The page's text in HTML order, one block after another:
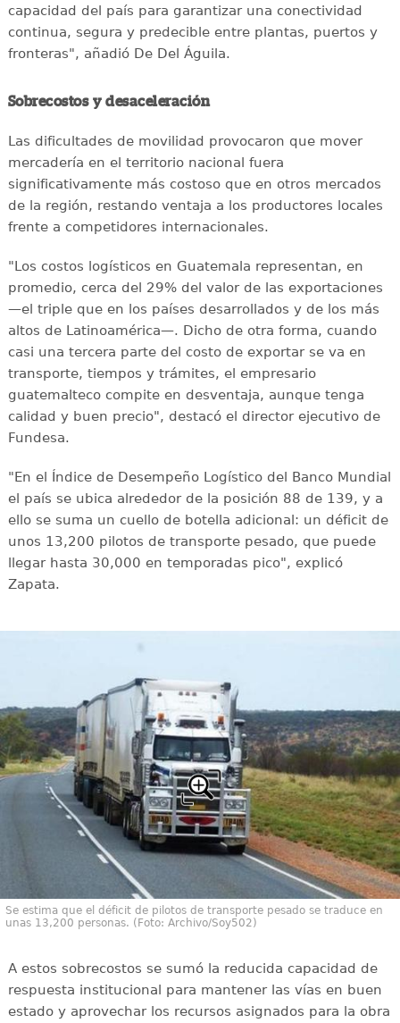
capacidad del país para garantizar una conectividad
continua, segura y predecible entre plantas, puertos y
fronteras", añadió De Del Águila.
Sobrecostos y desaceleración
Las dificultades de movilidad provocaron que mover
mercadería en el territorio nacional fuera
significativamente más costoso que en otros mercados
de la región, restando ventaja a los productores locales
frente a competidores internacionales.
"Los costos logísticos en Guatemala representan, en
promedio, cerca del 29% del valor de las exportaciones
—el triple que en los países desarrollados y de los más
altos de Latinoamérica—. Dicho de otra forma, cuando
casi una tercera parte del costo de exportar se va en
transporte, tiempos y trámites, el empresario
guatemalteco compite en desventaja, aunque tenga
calidad y buen precio", destacó el director ejecutivo de
Fundesa.
"En el Índice de Desempeño Logístico del Banco Mundial
el país se ubica alrededor de la posición 88 de 139, y a
ello se suma un cuello de botella adicional: un déficit de
unos 13,200 pilotos de transporte pesado, que puede
llegar hasta 30,000 en temporadas pico", explicó
Zapata.
Se estima que el déficit de pilotos de transporte pesado se traduce en
unas 13,200 personas. (Foto: Archivo/Soy502)
A estos sobrecostos se sumó la reducida capacidad de
respuesta institucional para mantener las vías en buen
estado y aprovechar los recursos asignados para la obra